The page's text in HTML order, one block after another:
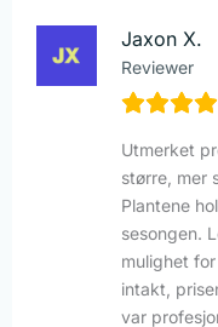
Jaxon X.
Reviewer
Utmerket
større, mer
Plantene
sesongen.
mulighet
intakt,
var